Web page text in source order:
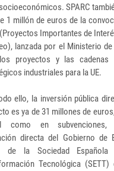
SPARC
1 millón de euros de la
Importantes de
lanzada por el Ministerio
proyectos y las cadenas
industriales para la UE.
ello, la inversión pública
es ya de 31 millones de
como en
directa del Gobierno de
de la Sociedad
Tecnológica (SETT)